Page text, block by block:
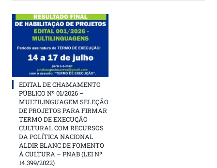
EDITAL DE CHAMAMENTO
PÚBLICO Nº 01/2026 –
MULTILINGUAGEM SELEÇÃO
DE PROJETOS PARA FIRMAR
TERMO DE EXECUÇÃO
CULTURAL COM RECURSOS
DA POLÍTICA NACIONAL
ALDIR BLANC DE FOMENTO
À CULTURA – PNAB (LEI Nº
14.399/2022)